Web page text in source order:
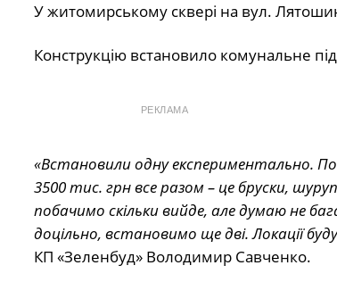
У житомирському сквері на вул.
Конструкцію встановило комунальне
РЕКЛАМА
«Встановили одну експериментально.
3500 тис. грн все разом – це бруски,
побачимо скільки вийде, але думаю не
доцільно, встановимо ще дві. Локації
КП «Зеленбуд» Володимир Савченко.